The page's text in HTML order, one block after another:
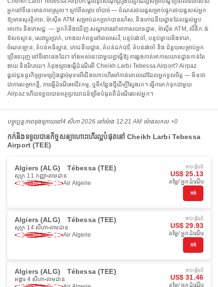
អ្នកនៅទីនេះមានភាពស្រួល។ ក្រៅពីសម្ភារៈចាំបាច់ — ចំណតរថយន្តសម្រាប់ផ្ទុករថយន្តរបស់អ្នក
ឱ្យមានសុវត្ថិភាព, ម៉ាស៊ីន ATM សម្រាប់ដកប្រាក់បានរហ័ស, និងភោជនីយដ្ឋានដែលផ្តល់ម្ហូប
អាហារ និងភេសជ្ជៈ — អ្នកក៏នឹងឃើញ សណ្ឋាគារនៅអាកាសយានដ្ឋាន, ម៉ាស៊ីន ATM, លីនិក &
ឱសថស្ថាន, សេវាប្តូរប្រាក់, ហាងលក់ពន្ធនៅពេលសេរី, បន្ទប់រង់ចាំ, បន្ទប់ម្តាយនិងទារក,
ចំណតឡាន, តំបន់អធិស្ឋាន, ភោជនីយដ្ឋាន, តំបន់ជក់បារី, តំបន់រង់ចាំ និង ជំនួយសម្រាប់អ្នក
ប្រើរទេះរុញ នៅទីនោះផងដែរ។ ទាំងអស់នេះជាមួយគ្នាធ្វើឱ្យការឆ្លងកាត់អាកាសយានដ្ឋានកាន់តែ
ងាយ និងរីករាយ។ កំពុងគ្រោងធ្វើដំណើរពី Cheikh Larbi Tebessa Airport? Airpaz
ផ្តល់ជូននូវកិច្ចព្រមព្រៀងផ្តាច់មុខលើជើងហោះហើរទៅកាន់គោលដៅដែលអ្នកចូលចិត្ត — មិនថា
ជាការសម្រាកខ្លី, ការធ្វើដំណើរអាជីវកម្ម, ឬទីកន្លែងថ្មីដើម្បីស្វែងរក។ ធ្វើការកក់ទុកជាមួយ
Airpaz ហើយទទួលបានអត្ថប្រយោជន៍ច្រើនបំផុតពីដំណើររបស់អ្នក។
បច្ចុប្បន្នភាពចុងក្រោយនៅ4 សីហា 2026 នៅ​ម៉ោង 12:21 AM ម៉ោង​សកល +0
កក់និងទទួលបានកិច្ចសន្យាហោះហើរល្អបំផុតនៅ Cheikh Larbi Tebessa
Airport (TEE)
Algiers (ALG) Tébessa (TEE)
សុក្រ 11 កញ្ញា តាមដាន
Air Algerie
ចាប់ផ្ដើមពី
US$ 25.13
តម្លៃ/ អ្នកដំណើរ
កក់
Algiers (ALG) Tébessa (TEE)
សុក្រ 14 សីហា តាមដាន
Air Algerie
ចាប់ផ្ដើមពី
US$ 29.93
តម្លៃ/ អ្នកដំណើរ
កក់
Algiers (ALG) Tébessa (TEE)
អង្គារ 4 សីហា តាមដាន
ចាប់ផ្ដើមពី
US$ 31.46
តម្លៃ/ អ្នកដំណើរ